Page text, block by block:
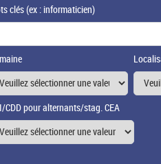
clés(ex : informaticien)
CDD pour alternants/stag. CEA